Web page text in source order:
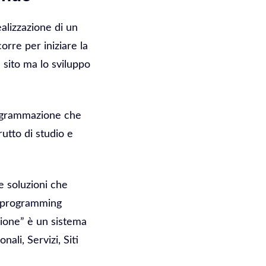
di un
per iniziare la
ma lo sviluppo
che
di studio e
soluzioni che
è un sistema
Servizi, Siti